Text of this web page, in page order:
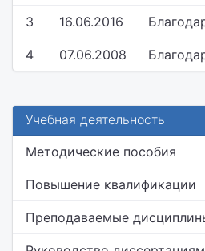
3 16.06.2016
4 07.06.2008
Учебная деятельность
Методические пособия
Повышение квалификации
Преподаваемые